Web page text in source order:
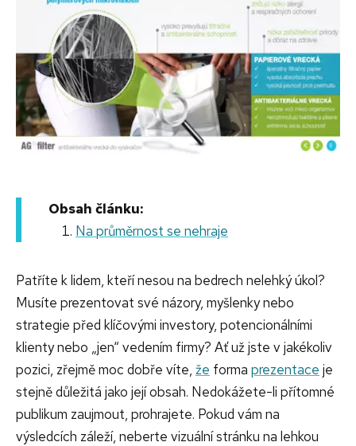
Obsah článku:
Na průměrnost se nehraje
Patříte k lidem, kteří nesou na bedrech nelehký úkol?
Musíte prezentovat své názory, myšlenky nebo
strategie před klíčovými investory, potencionálními
klienty nebo „jen“ vedením firmy? Ať už jste v jakékoliv
pozici, zřejmě moc dobře víte, že forma prezentace je
stejně důležitá jako její obsah. Nedokážete-li přítomné
publikum zaujmout, prohrajete. Pokud vám na
výsledcích záleží, neberte vizuální stránku na lehkou